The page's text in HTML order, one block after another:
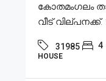
കോതമംഗലം
വീട് വില്പനക്ക്.
31985 4
HOUSE